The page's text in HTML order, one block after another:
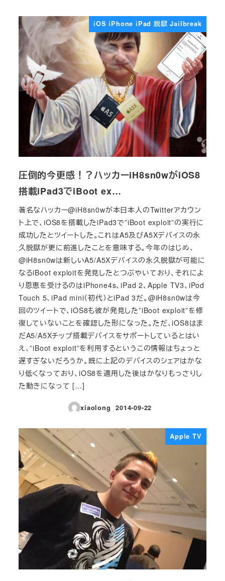
iOS iPhone iPad 脱獄 Jailbreak
圧倒的今更感！？ハッカーiH8sn0wがiOS8
搭載iPad3でiBoot ex…
著名なハッカー@iH8sn0wが本日本人のTwitterアカウン
ト上で、iOS8を搭載したiPad3で”iBoot exploit”の実行に
成功したとツイートした。これはA5及びA5Xデバイスの永
久脱獄が更に前進したことを意味する。今年のはじめ、
@iH8sn0wは新しいA5/A5Xデバイスの永久脱獄が可能に
なるiBoot exploitを発見したとつぶやいており、それによ
り恩恵を受けるのはiPhone4s、iPad 2、Apple TV3、iPod
Touch 5、iPad mini（初代）とiPad 3だ。@iH8sn0wは今
回のツイートで、iOS8も彼が発見した”iBoot exploit”を修
復していないことを確認した形になった。ただ、iOS8はま
だA5/A5Xチップ搭載デバイスをサポートしているとはい
え、”iBoot exploit”を利用するというこの情報はちょっと
遅すぎないだろうか。既に上記のデバイスのシェアはかな
り低くなっており、iOS8を適用した後はかなりもっさりし
た動きになって […]
xiaolong
投稿日
2014-09-22
Apple TV